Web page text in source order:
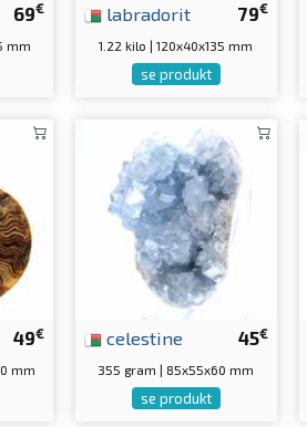
69€
mm
79€
labradorit
1.22 kilo | 120x40x135 mm
se produkt
49€
mm
45€
celestine
355 gram | 85x55x60 mm
se produkt